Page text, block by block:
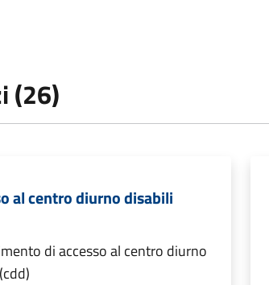
(26)
al centro diurno disabili
di accesso al centro diurno